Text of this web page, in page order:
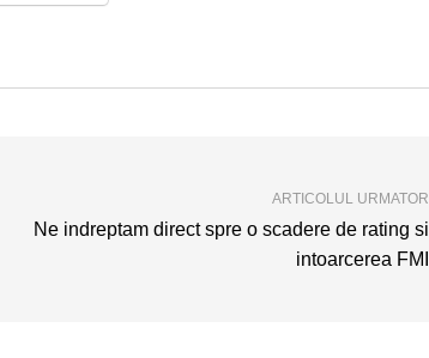
ARTICOLUL URMATOR
Ne indreptam direct spre o scadere de rating si
intoarcerea FMI